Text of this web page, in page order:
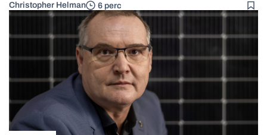
Christopher Helman 6 perc